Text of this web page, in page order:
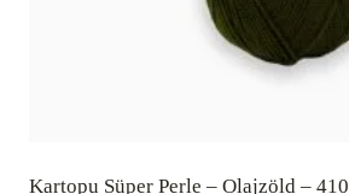
Kartopu Süper Perle – Olajzöld – 410